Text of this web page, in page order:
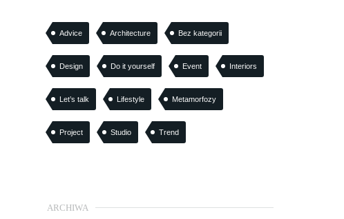
Advice Architecture Bez kategorii
Design Do it yourself Event Interiors
Let’s talk Lifestyle Metamorfozy
Project Studio Trend
ARCHIWA